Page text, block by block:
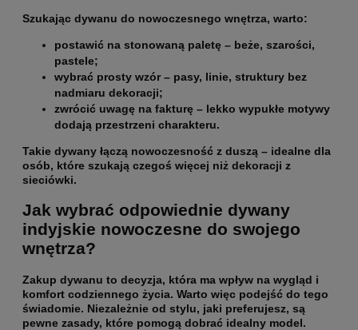
Szukając dywanu do nowoczesnego wnętrza, warto:
postawić na stonowaną paletę – beże, szarości,
pastele;
wybrać prosty wzór – pasy, linie, struktury bez
nadmiaru dekoracji;
zwrócić uwagę na fakturę – lekko wypukłe motywy
dodają przestrzeni charakteru.
Takie dywany łączą nowoczesność z duszą – idealne dla
osób, które szukają czegoś więcej niż dekoracji z
sieciówki.
Jak wybrać odpowiednie dywany
indyjskie nowoczesne do swojego
wnętrza?
Zakup dywanu to decyzja, która ma wpływ na wygląd i
komfort codziennego życia. Warto więc podejść do tego
świadomie. Niezależnie od stylu, jaki preferujesz, są
pewne zasady, które pomogą dobrać idealny model.